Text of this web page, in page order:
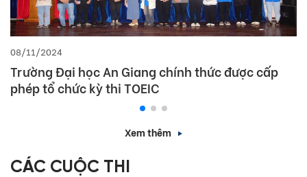
08/11/2024
Trường Đại học An Giang chính thức được cấp
phép tổ chức kỳ thi TOEIC
Xem thêm
CÁC CUỘC THI